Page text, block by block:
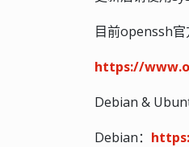
目前openssh官
https://
Debian &
Debian：